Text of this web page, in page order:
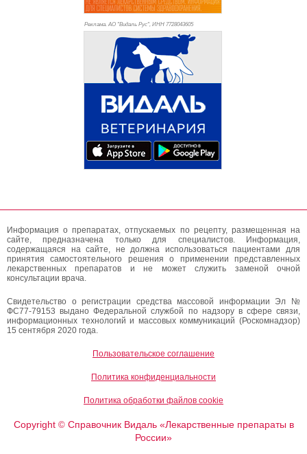
Реклама. АО "Видаль Рус", ИНН 7728043605
Информация о препаратах, отпускаемых по рецепту, размещенная на
сайте, предназначена только для специалистов. Информация,
содержащаяся на сайте, не должна использоваться пациентами для
принятия самостоятельного решения о применении представленных
лекарственных препаратов и не может служить заменой очной
консультации врача.
Свидетельство о регистрации средства массовой информации Эл №
ФС77-79153 выдано Федеральной службой по надзору в сфере связи,
информационных технологий и массовых коммуникаций (Роскомнадзор)
15 сентября 2020 года.
Пользовательское соглашение
Политика конфиденциальности
Политика обработки файлов cookie
Copyright ©Справочник Видаль «Лекарственные препараты в
России»